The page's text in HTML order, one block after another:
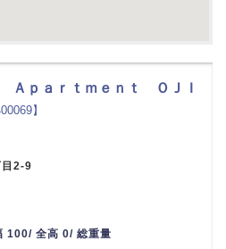
Ａｐａｒｔｍｅｎｔ ＯＪＩ
】
目2-9
100/ 全高 0/ 総重量